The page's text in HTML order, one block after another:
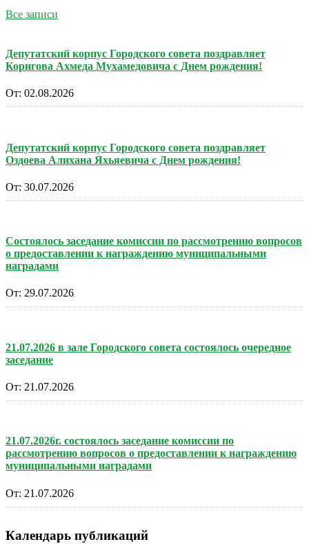
Все записи
Депутатский корпус Городского совета поздравляет
Коригова Ахмеда Мухамедовича с Днем рождения!
От: 02.08.2026
Депутатский корпус Городского совета поздравляет
Оздоева Алихана Яхьяевича с Днем рождения!
От: 30.07.2026
Состоялось заседание комиссии по рассмотрению вопросов
о предоставлении к награждению муниципальными
наградами
От: 29.07.2026
21.07.2026 в зале Городского совета состоялось очередное
заседание
От: 21.07.2026
21.07.2026г. состоялось заседание комиссии по
рассмотрению вопросов о предоставлении к награждению
муниципальными наградами
От: 21.07.2026
Календарь публикаций